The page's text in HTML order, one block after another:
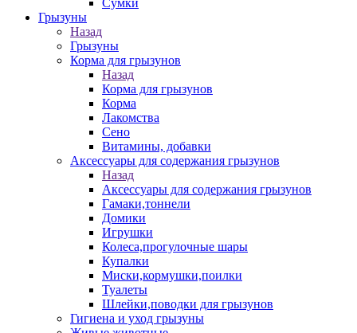
Сумки
Грызуны
Назад
Грызуны
Корма для грызунов
Назад
Корма для грызунов
Корма
Лакомства
Сено
Витамины, добавки
Аксессуары для содержания грызунов
Назад
Аксессуары для содержания грызунов
Гамаки,тоннели
Домики
Игрушки
Колеса,прогулочные шары
Купалки
Миски,кормушки,поилки
Туалеты
Шлейки,поводки для грызунов
Гигиена и уход грызуны